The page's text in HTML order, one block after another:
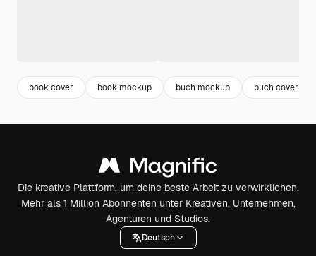
book cover book mockup buch mockup buch cover
Die kreative Plattform, um deine beste Arbeit zu verwirklichen.
Mehr als 1 Million Abonnenten unter Kreativen, Unternehmen,
Agenturen und Studios.
Deutsch